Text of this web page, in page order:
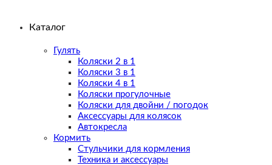
Каталог
Гулять
Коляски 2 в 1
Коляски 3 в 1
Коляски 4 в 1
Коляски прогулочные
Коляски для двойни / погодок
Аксессуары для колясок
Автокресла
Кормить
Стульчики для кормления
Техника и аксессуары